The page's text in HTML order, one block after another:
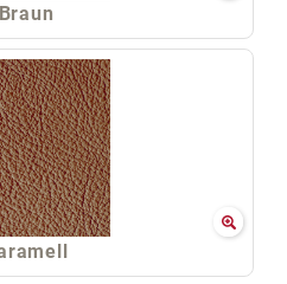
Braun